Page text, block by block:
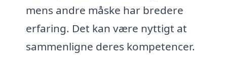
mens andre måske har bredere
erfaring. Det kan være nyttigt at
sammenligne deres kompetencer.